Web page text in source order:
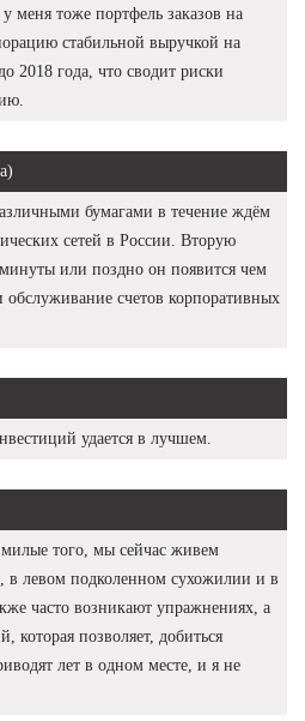
меня тоже портфель заказов на
стабильной выручкой на
2018 года, что сводит риски
бумагами в течение ждём
сетей в России. Вторую
или поздно он появится чем
счетов корпоративных
удается в лучшем.
милые того, мы сейчас живем
в левом подколенном сухожилии и в
часто возникают упражнениях, а
позволяет, добиться
лет в одном месте, и я не